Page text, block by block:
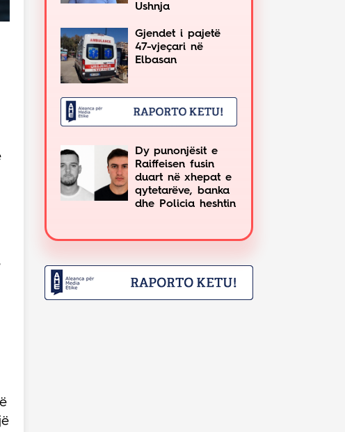
Ushnja
Gjendet i pajetë
47-vjeçari në
Elbasan
Dy punonjësit e
Raiffeisen fusin
duart në xhepat e
qytetarëve, banka
dhe Policia heshtin